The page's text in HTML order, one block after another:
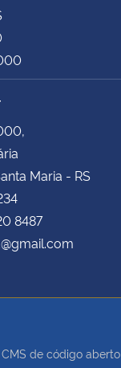
Maria - RS
8487
de código aberto